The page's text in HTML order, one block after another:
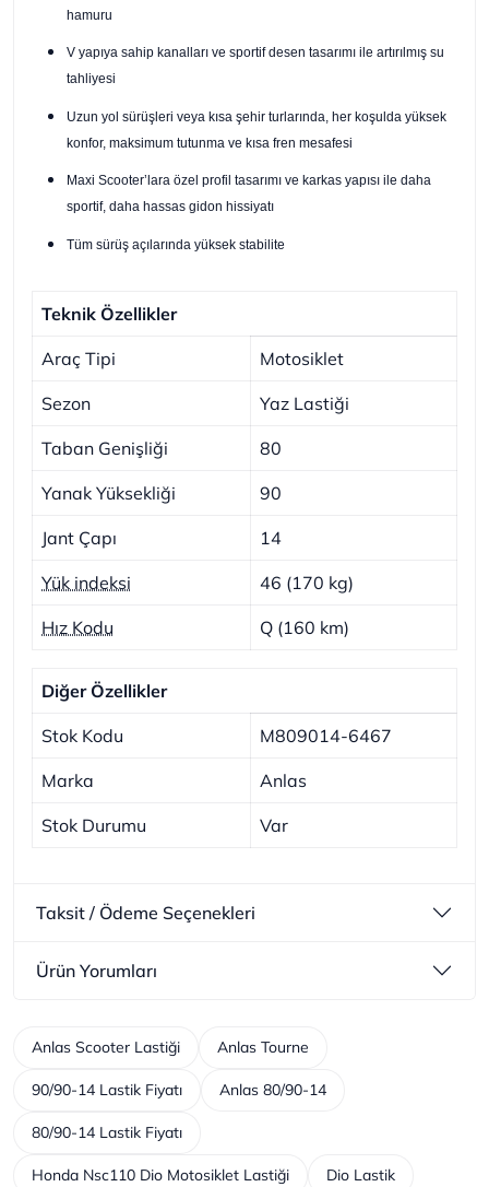
hamuru
V yapıya sahip kanalları ve sportif desen tasarımı ile artırılmış su
tahliyesi
Uzun yol sürüşleri veya kısa şehir turlarında, her koşulda yüksek
konfor, maksimum tutunma ve kısa fren mesafesi
Maxi Scooter’lara özel profil tasarımı ve karkas yapısı ile daha
sportif, daha hassas gidon hissiyatı
Tüm sürüş açılarında yüksek stabilite
Teknik Özellikler
Araç Tipi Motosiklet
Sezon Yaz Lastiği
Taban Genişliği 80
Yanak Yüksekliği 90
Jant Çapı 14
Yük indeksi 46 (170 kg)
Hız Kodu Q (160 km)
Diğer Özellikler
Stok Kodu M809014-6467
Marka Anlas
Stok Durumu Var
Taksit / Ödeme Seçenekleri
Ürün Yorumları
Anlas Scooter Lastiği Anlas Tourne
90/90-14 Lastik Fiyatı Anlas 80/90-14
80/90-14 Lastik Fiyatı
Honda Nsc110 Dio Motosiklet Lastiği Dio Lastik